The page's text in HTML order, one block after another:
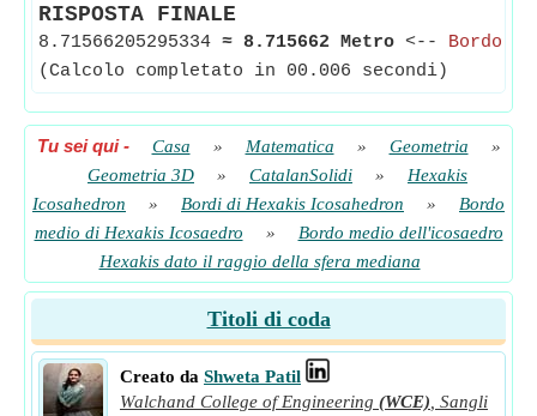
RISPOSTA FINALE
8.71566205295334 ≈ 8.715662 Metro <-- Bordo
(Calcolo completato in 00.006 secondi)
Tu sei qui- Casa » Matematica » Geometria
»
Geometria 3D
» CatalanSolidi »
Hexakis
Icosahedron
» Bordi di Hexakis Icosahedron »
Bordo
medio di Hexakis Icosaedro
»
Bordo medio dell'icosaedro
Hexakis dato il raggio della sfera mediana
Titoli di coda
Creato da Shweta Patil
Walchand College of Engineering (WCE) Sangli